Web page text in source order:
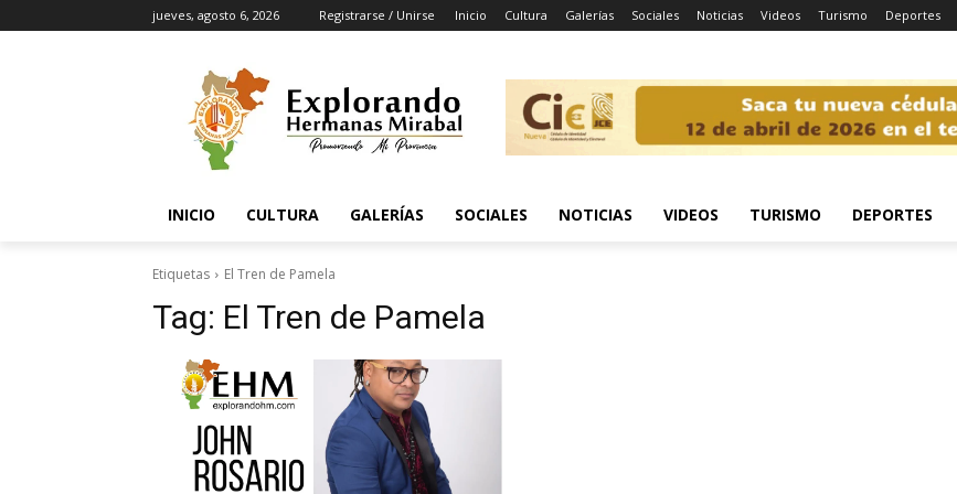
jueves, agosto 6, 2026 Registrarse / Unirse Inicio Cultura Galerías Sociales Noticias Videos Turismo Deportes
INICIO CULTURA GALERÍAS SOCIALES NOTICIAS VIDEOS TURISMO DEPORTES
Etiquetas El Tren de Pamela
Tag: El Tren de Pamela